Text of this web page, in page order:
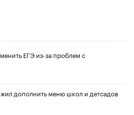
ЕГЭ из-за проблем с
дополнить меню школ и детсадов